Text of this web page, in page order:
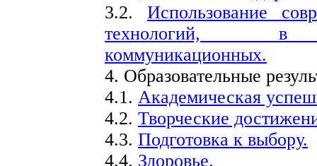
3.2. Использование
технологий, в
коммуникационных.
4. Образовательные
4.1. Академическая
4.2. Творческие
4.3. Подготовка к выбору.
4.4. Здоровье.